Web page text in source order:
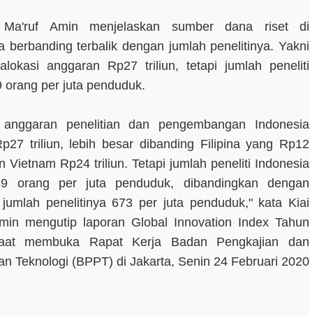
Ma'ruf Amin menjelaskan sumber dana riset di
berbanding terbalik dengan jumlah penelitinya. Yakni
anggaran Rp27 triliun, tetapi jumlah peneliti
orang per juta penduduk.
penelitian dan pengembangan Indonesia
triliun, lebih besar dibanding Filipina yang Rp12
Vietnam Rp24 triliun. Tetapi jumlah peneliti Indonesia
orang per juta penduduk, dibandingkan dengan
penelitinya 673 per juta penduduk," kata Kiai
mengutip laporan Global Innovation Index Tahun
membuka Rapat Kerja Badan Pengkajian dan
Teknologi (BPPT) di Jakarta, Senin 24 Februari 2020